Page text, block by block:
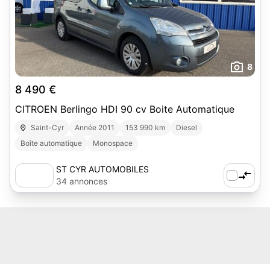
8
8 490 €
CITROEN Berlingo HDI 90 cv Boite Automatique
Saint-Cyr Année 2011 153 990 km
Diesel
Boîte automatique
Monospace
ST CYR AUTOMOBILES
34 annonces